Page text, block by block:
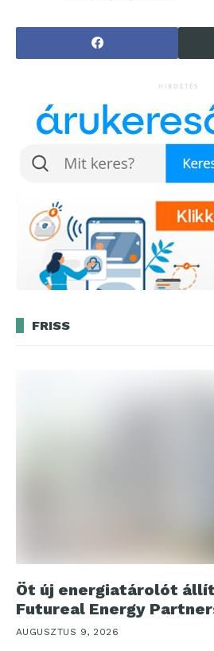
HIRDETÉS
FRISS
Öt új energiatárolót
Futureal Energy
AUGUSZTUS 9, 2026